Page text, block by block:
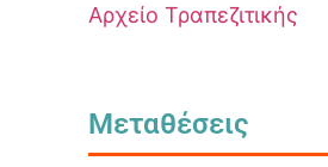
Αρχείο Τραπεζιτικής
Μεταθέσεις